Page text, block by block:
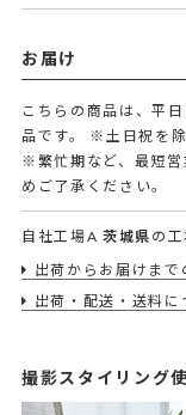
お届け
こちらの商品は、平
品です。
※土日祝を除
※繁忙期など、最短営
めご了承ください。
自社工場A 茨城県 の
出荷からお届けまで
出荷・配送・送料に
撮影スタイリング